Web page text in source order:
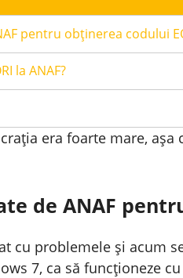
pentru obținerea codului
la ANAF?
era foarte mare,
de ANAF
cu problemele și acum
7, ca să funcționeze